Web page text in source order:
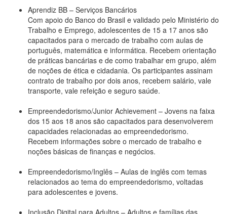
Aprendiz BB – Serviços Bancários
Com apoio do Banco do Brasil e validado pelo Ministério do
Trabalho e Emprego, adolescentes de 15 a 17 anos são
capacitados para o mercado de trabalho com aulas de
português, matemática e informática. Recebem orientação
de práticas bancárias e de como trabalhar em grupo, além
de noções de ética e cidadania. Os participantes assinam
contrato de trabalho por dois anos, recebem salário, vale
transporte, vale refeição e seguro saúde.
Empreendedorismo/Junior Achievement – Jovens na faixa
dos 15 aos 18 anos são capacitados para desenvolverem
capacidades relacionadas ao empreendedorismo.
Recebem informações sobre o mercado de trabalho e
noções básicas de finanças e negócios.
Empreendedorismo/Inglês – Aulas de inglês com temas
relacionados ao tema do empreendedorismo, voltadas
para adolescentes e jovens.
Inclusão Digital para Adultos – Adultos e famílias das